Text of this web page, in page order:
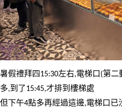
暑假禮拜四15:30左右,電梯口(第
多,到了15:45,才排到樓梯處
但下午4點多再經過這邊,電梯口已